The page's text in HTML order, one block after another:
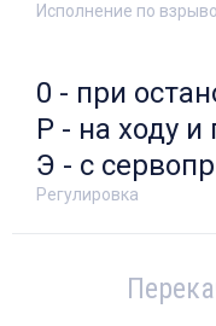
Исполнение по
Регулировка
0 - при
Р - на ходу
Э - с